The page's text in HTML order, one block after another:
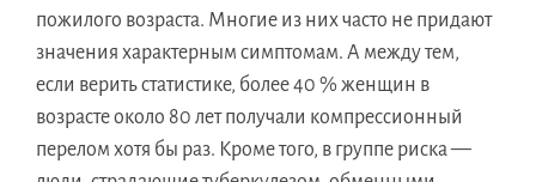
пожилого возраста. Многие из них часто не придают
значения характерным симптомам. А между тем,
если верить статистике, более 40 % женщин в
возрасте около 80 лет получали компрессионный
перелом хотя бы раз. Кроме того, в группе риска —